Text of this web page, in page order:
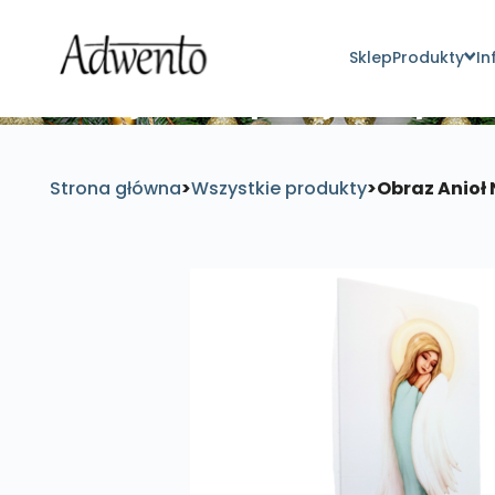
SklepProdukty
Strona główna>Wszystkie produkty>Obraz Anioł